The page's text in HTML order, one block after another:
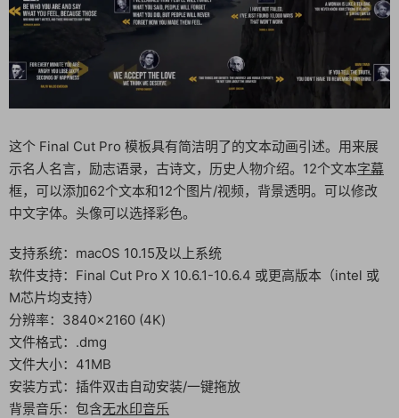
这个 Final Cut Pro 模板具有简洁明了的文本动画引述。用来展
示名人名言，励志语录，古诗文，历史人物介绍。12个文本字幕
框，可以添加62个文本和12个图片/视频，背景透明。可以修改
中文字体。头像可以选择彩色。
支持系统：macOS 10.15及以上系统
软件支持：Final Cut Pro X 10.6.1-10.6.4 或更高版本（intel 或
M芯片均支持）
分辨率：3840×2160 (4K)
文件格式：.dmg
文件大小：41MB
安装方式：插件双击自动安装/一键拖放
背景音乐：包含无水印音乐